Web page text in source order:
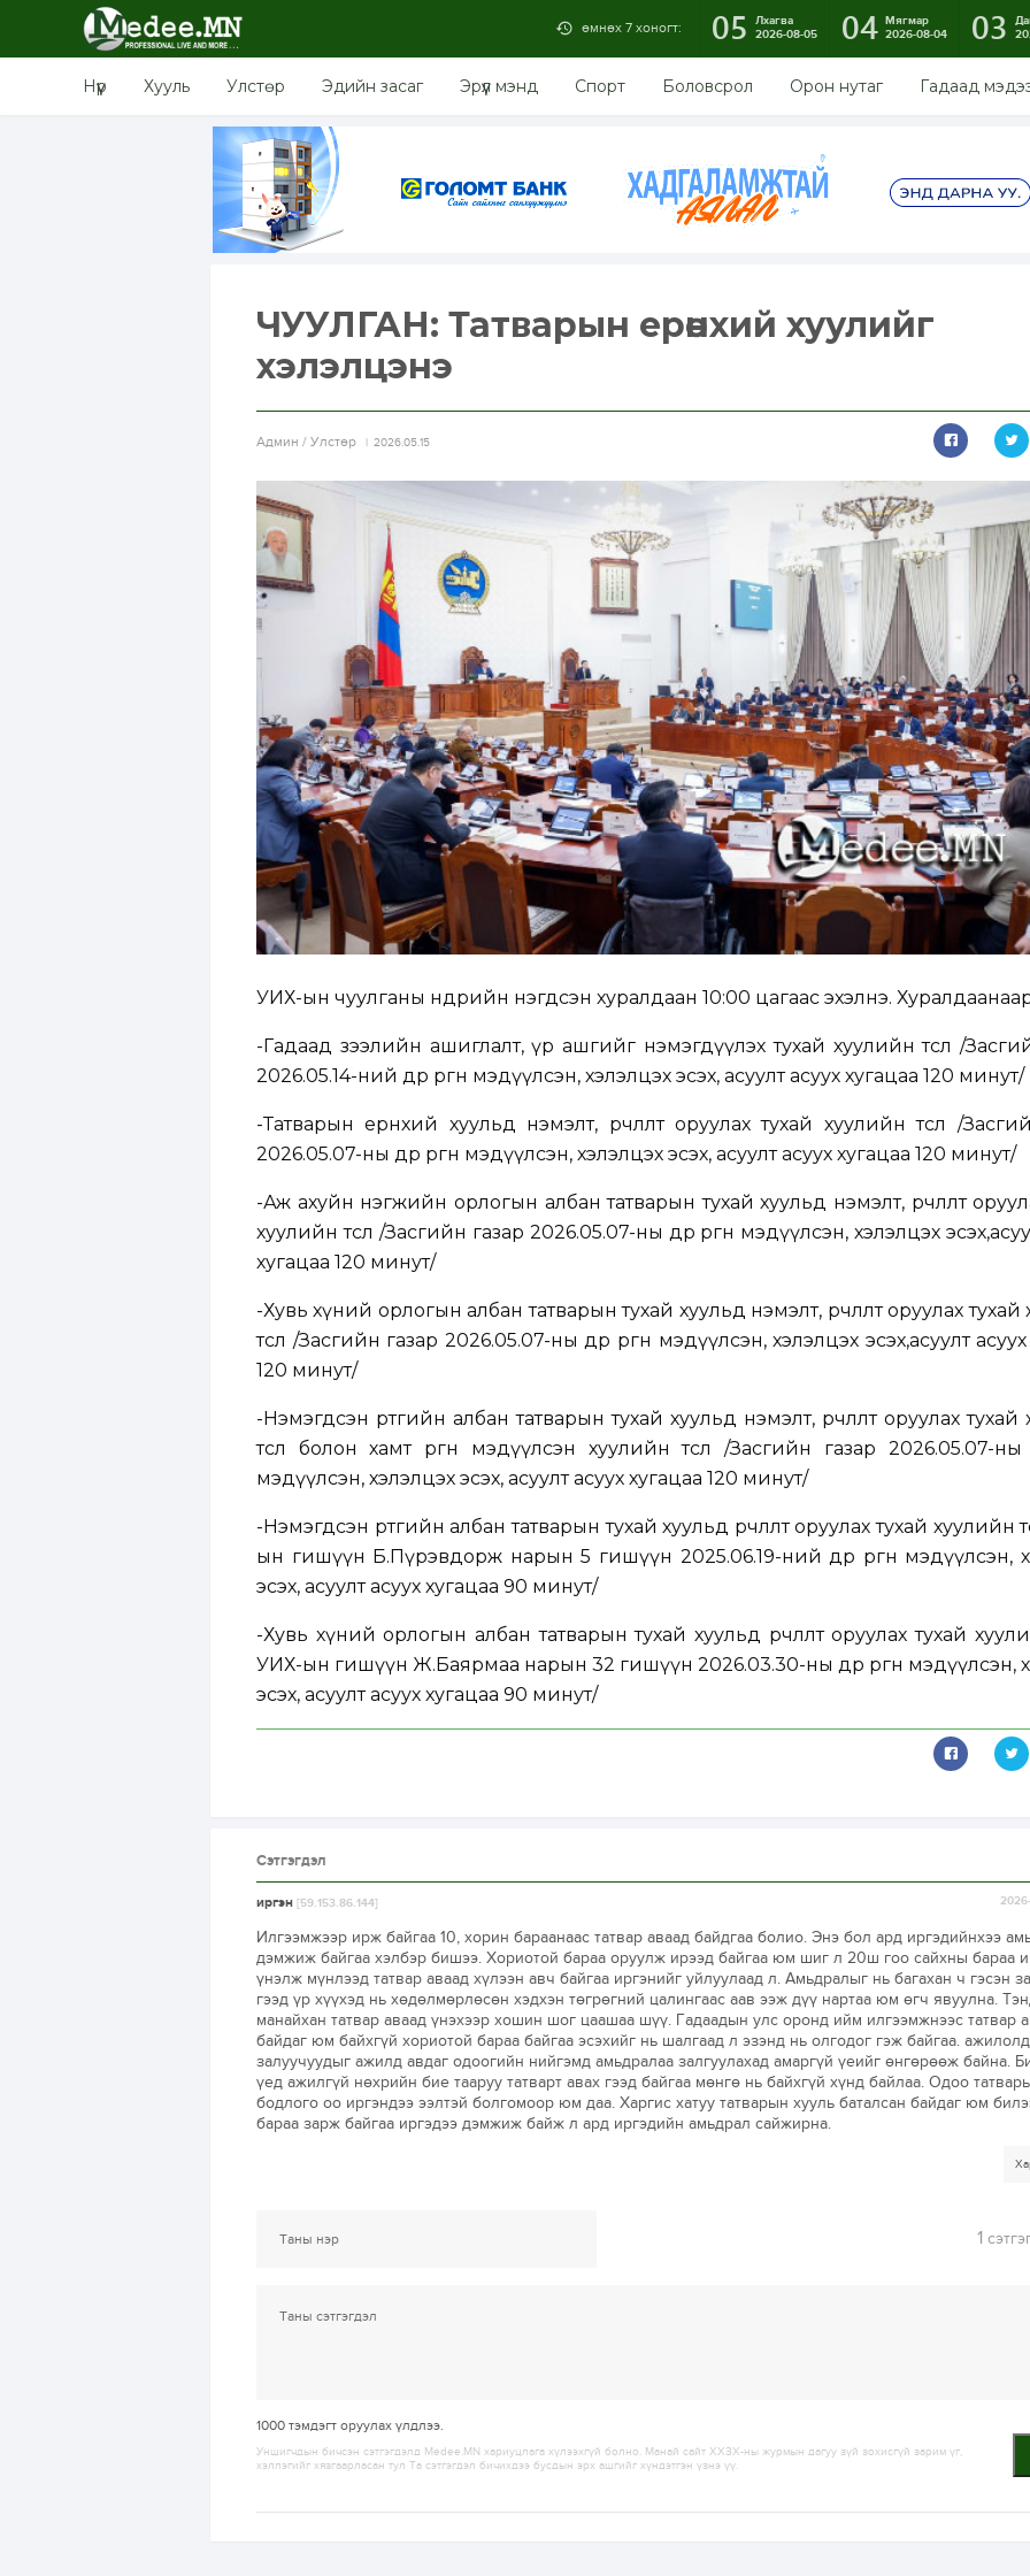
өмнөх 7 хоногт: 05
Лхагва
2026-08-05
04 Мягмар
2026-08-04
03
Нүүр Хууль Улстөр Эдийн засаг Эрүүл мэнд Спорт Боловсрол Орон нутаг Гадаад
ЧУУЛГАН: Татварын ерөнхий хуулийг
хэлэлцэнэ
Aдмин / Улстөр 2026.05.15
УИХ-ын чуулганы өнөөдрийн нэгдсэн хуралдаан 10:00 цагаас эхэлнэ.
-Гадаад зээлийн ашиглалт, үр ашгийг нэмэгдүүлэх тухай хуулийн төсөл /
2026.05.14-ний өдөр өргөн мэдүүлсэн, хэлэлцэх эсэх, асуулт асуух хугацаа 120 минут/
-Татварын ерөнхий хуульд нэмэлт, өөрчлөлт оруулах тухай хуулийн төсөл /
2026.05.07-ны өдөр өргөн мэдүүлсэн, хэлэлцэх эсэх, асуулт асуух хугацаа 120 минут/
-Аж ахуйн нэгжийн орлогын албан татварын тухай хуульд нэмэлт, өөрчлөлт
хуулийн төсөл /Засгийн газар 2026.05.07-ны өдөр өргөн мэдүүлсэн, хэлэлцэх
хугацаа 120 минут/
-Хувь хүний орлогын албан татварын тухай хуульд нэмэлт, өөрчлөлт оруулах
төсөл /Засгийн газар 2026.05.07-ны өдөр өргөн мэдүүлсэн, хэлэлцэх эсэх,асуулт
120 минут/
-Нэмэгдсэн өртгийн албан татварын тухай хуульд нэмэлт, өөрчлөлт оруулах тухай
төсөл болон хамт өргөн мэдүүлсэн хуулийн төсөл
/Засгийн газар 2026.05.07-ны
мэдүүлсэн, хэлэлцэх эсэх, асуулт асуух хугацаа 120 минут/
-Нэмэгдсэн өртгийн албан татварын тухай хуульд өөрчлөлт оруулах тухай хуулийн
ын гишүүн Б.Пүрэвдорж нарын 5 гишүүн 2025.06.19-ний өдөр өргөн мэдүүлсэн,
эсэх, асуулт асуух хугацаа 90 минут/
-Хувь хүний орлогын албан татварын тухай хуульд өөрчлөлт оруулах тухай
УИХ-ын гишүүн Ж.Баярмаа нарын 32 гишүүн 2026.03.30-ны өдөр өргөн мэдүүлсэн,
эсэх, асуулт асуух хугацаа 90 минут/
Сэтгэгдэл
иргэн [59.153.86.144]
Илгээмжээр ирж байгаа 10, хорин бараанаас татвар аваад байдгаа болио. Энэ бол ард иргэдийнхээ
дэмжиж байгаа хэлбэр бишээ. Хориотой бараа оруулж ирээд байгаа юм шиг л 20ш гоо сайхны бараа
үнэлж мүнлээд татвар аваад хүлээн авч байгаа иргэнийг уйлуулаад л. Амьдралыг нь багахан ч гэсэн
гээд үр хүүхэд нь хөдөлмөрлөсөн хэдхэн төгрөгний цалингаас аав ээж дүү нартаа юм өгч явуулна.
манайхан татвар аваад үнэхээр хошин шог цаашаа шүү. Гадаадын улс оронд ийм илгээмжнээс татвар
байдаг юм байхгүй хориотой бараа байгаа эсэхийг нь шалгаад л эзэнд нь олгодог гэж байгаа.
залуучуудыг ажилд авдаг одоогийн нийгэмд амьдралаа залгуулахад амаргүй үеийг өнгөрөөж байна.
үед ажилгүй нөхрийн бие тааруу татварт авах гээд байгаа мөнгө нь байхгүй хүнд байлаа. Одоо
бодлого оо иргэндээ ээлтэй болгомоор юм даа. Харгис хатуу татварын хууль баталсан байдаг юм
бараа зарж байгаа иргэдээ дэмжиж байж л ард иргэдийн амьдрал сайжирна.
1
1000 тэмдэгт оруулах үлдлээ.
Уншигчдын бичсэн сэтгэгдэлд Medee.MN хариуцлага хүлээхгүй болно. Манай сайт ХХЗХ-ны журмын дагуу зүй зохисгүй зарим үг,
хэллэгийг хязгаарласан тул Та сэтгэгдэл бичихдээ бусдын эрх ашгийг хүндэтгэн үзнэ үү.